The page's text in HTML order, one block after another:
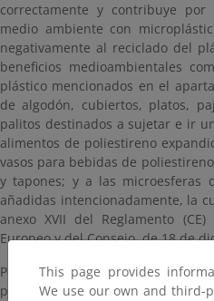
correctamente y contribuye
medio ambiente con
negativamente al reciclado del
beneficios medioambientales
plástico mencionados en el
de algodón, cubiertos, platos,
palitos destinados a sujetar e ir
alimentos de poliestireno
vasos para bebidas de
y tapones; y a las microesferas
añadidas intencionadamente, la
anexo XVII del Reglamento
Europeo y del Consejo, de 18 de
Por lo que se refiere a los
para los que no se disponga
This page provides
We use our own and third-